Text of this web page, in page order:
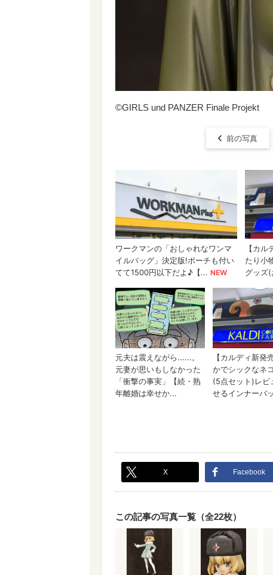
©GIRLS und PANZER Finale Projekt
前の写真
X Facebook
この記事の写真一覧（全22枚）